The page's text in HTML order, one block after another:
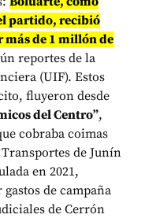
partido, recibió
de 1 millón de
reportes de la
(UIF). Estos
fluyeron desde
del Centro”,
cobraba coimas
de Junín
en 2021,
de campaña
de Cerrón